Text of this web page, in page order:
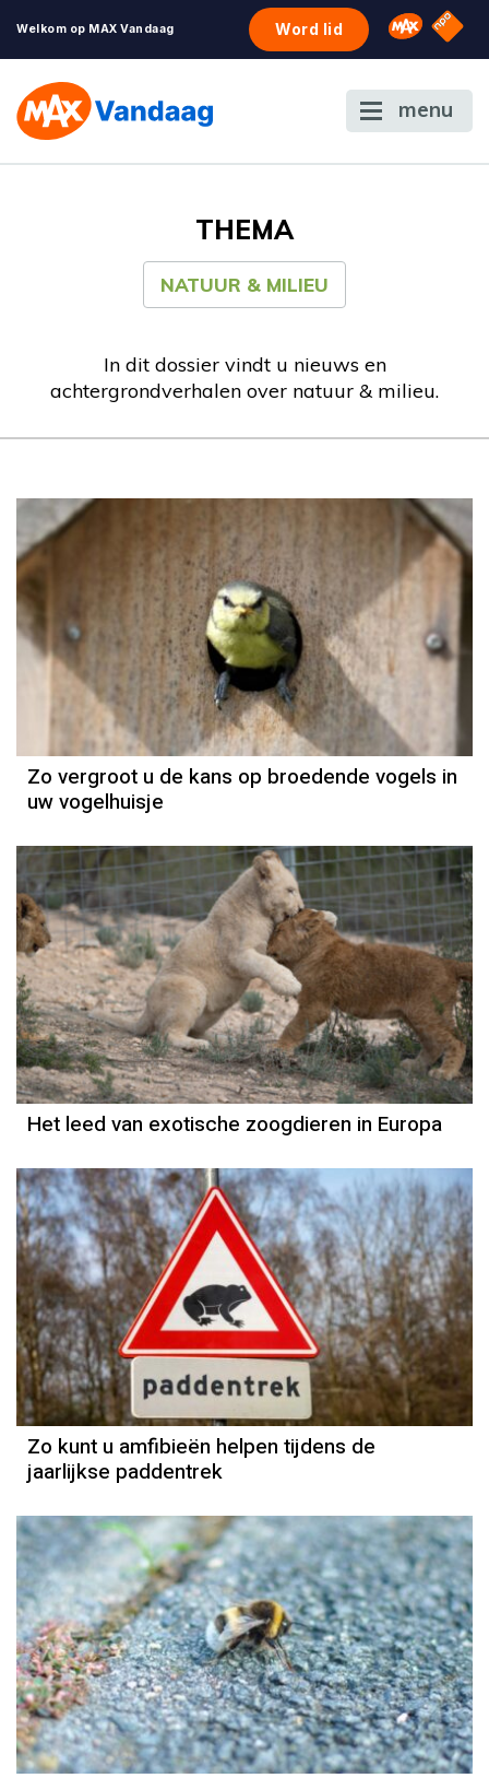
Welkom op MAX Vandaag Word lid Omroep
NPO
menu
THEMA
NATUUR & MILIEU
In dit dossier vindt u nieuws en
achtergrondverhalen over natuur & milieu.
Zo vergroot u de kans op broedende vogels in
uw vogelhuisje
Het leed van exotische zoogdieren in Europa
Zo kunt u amfibieën helpen tijdens de
jaarlijkse paddentrek